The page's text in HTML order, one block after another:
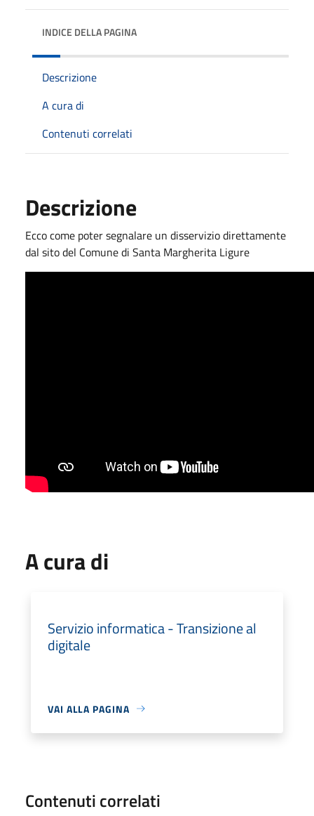
INDICE DELLA PAGINA
Descrizione
A cura di
Contenuti correlati
Descrizione
Ecco come poter segnalare un disservizio direttamente
dal sito del Comune di Santa Margherita Ligure
A cura di
Servizio informatica - Transizione al
digitale
VAI ALLA PAGINA
Contenuti correlati